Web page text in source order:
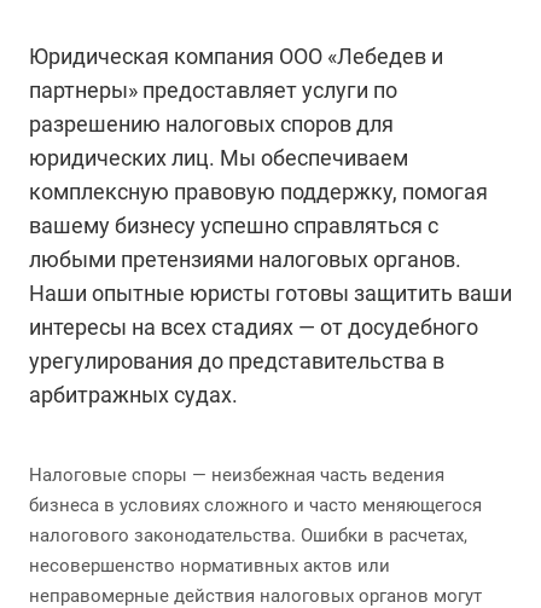
Юридическая компания ООО «Лебедев и
партнеры» предоставляет услуги по
разрешению налоговых споров для
юридических лиц. Мы обеспечиваем
комплексную правовую поддержку, помогая
вашему бизнесу успешно справляться с
любыми претензиями налоговых органов.
Наши опытные юристы готовы защитить ваши
интересы на всех стадиях — от досудебного
урегулирования до представительства в
арбитражных судах.
Налоговые споры — неизбежная часть ведения
бизнеса в условиях сложного и часто меняющегося
налогового законодательства. Ошибки в расчетах,
несовершенство нормативных актов или
неправомерные действия налоговых органов могут